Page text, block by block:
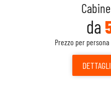
da
Prezzo per persona
DETTAGLI